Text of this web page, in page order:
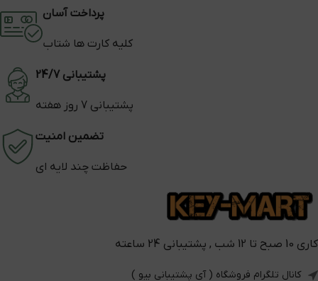
پرداخت آسان
کلیه کارت ها شتاب
پشتیبانی 24/7
پشتیبانی 7 روز هفته
تضمین امنیت
حفاظت چند لایه ای
کاری 10 صبح تا 12 شب , پشتیبانی 24 ساعته
کانال تلگرام فروشگاه ( آی پشتیبانی بیو )